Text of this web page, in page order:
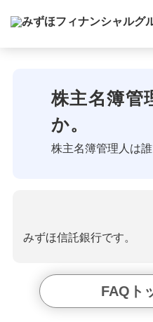
株主名簿管
か。
株主名簿管理人は誰
みずほ信託銀行です。
FAQト